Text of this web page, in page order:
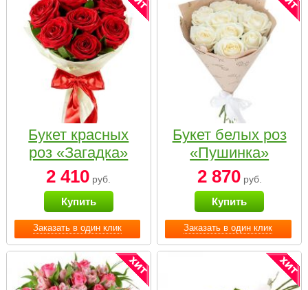
Заказать в один клик
Букет красных
роз «Загадка»
2 410 руб.
Купить
Заказать в один клик
Букет белых роз
«Пушинка»
2 870руб.
Купить